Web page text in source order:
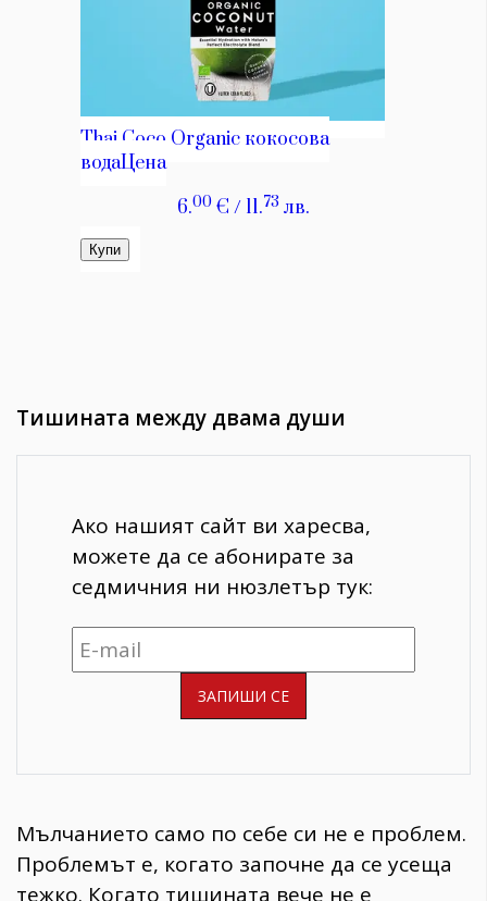
Тишината между двама души
Ако нашият сайт ви харесва,
можете да се абонирате за
седмичния ни нюзлетър тук:
Мълчанието само по себе си не е проблем.
Проблемът е, когато започне да се усеща
тежко. Когато тишината вече не е